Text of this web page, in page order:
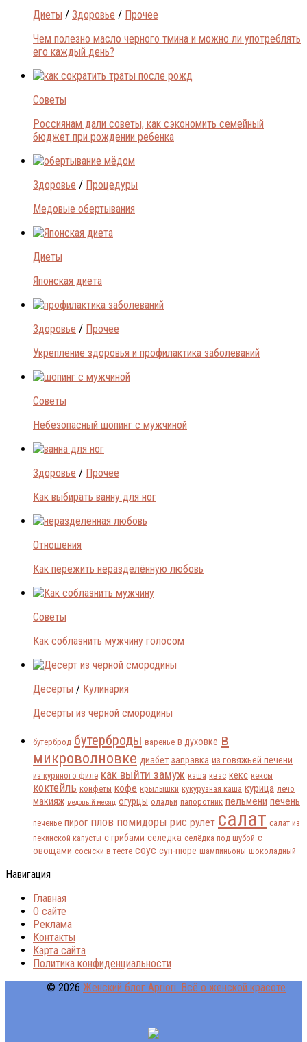
Диеты / Здоровье / Прочее
Чем полезно масло черного тмина и можно ли употреблять
его каждый день?
Советы
Россиянам дали советы, как сэкономить семейный
бюджет при рождении ребенка
Здоровье / Процедуры
Медовые обертывания
Диеты
Японская диета
Здоровье / Прочее
Укрепление здоровья и профилактика заболеваний
Советы
Небезопасный шопинг с мужчиной
Здоровье / Прочее
Как выбирать ванну для ног
Отношения
Как пережить неразделённую любовь
Советы
Как соблазнить мужчину голосом
Десерты / Кулинария
Десерты из черной смородины
бутерброд бутерброды варенье в духовке в
микроволновке диабет заправка из говяжьей печени
из куриного филе как выйти замуж каша квас кекс кексы
коктейль конфеты кофе крылышки кукурузная каша курица лечо
макияж медовый месяц огурцы оладьи папоротник пельмени печень
печенье пирог плов помидоры рис рулет салат салат из
пекинской капусты с грибами селедка селёдка под шубой с
овощами сосиски в тесте соус суп-пюре шампиньоны шоколадный
Навигация
Главная
О сайте
Реклама
Контакты
Карта сайта
Политика конфиденциальности
© 2026 Женский блог Apriori. Всё о женской красоте